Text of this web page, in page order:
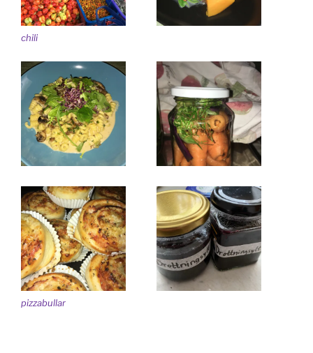
chili
pizzabullar